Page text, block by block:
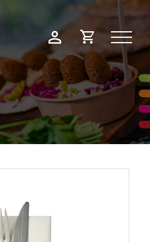
Mon Demande
devis